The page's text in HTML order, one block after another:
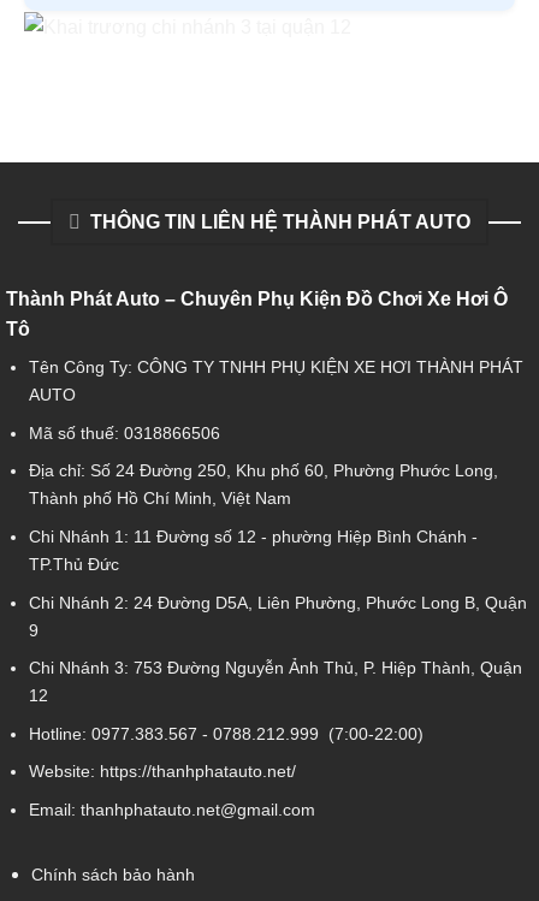
THÔNG TIN LIÊN HỆ THÀNH PHÁT AUTO
Thành Phát Auto – Chuyên Phụ Kiện Đồ Chơi Xe Hơi Ô
Tô
Tên Công Ty: CÔNG TY TNHH PHỤ KIỆN XE HƠI THÀNH PHÁT
AUTO
Mã số thuế: 0318866506
Địa chỉ: Số 24 Đường 250, Khu phố 60, Phường Phước Long,
Thành phố Hồ Chí Minh, Việt Nam
Chi Nhánh 1: 11 Đường số 12 - phường Hiệp Bình Chánh -
TP.Thủ Đức
Chi Nhánh 2: 24 Đường D5A, Liên Phường, Phước Long B, Quận
9
Chi Nhánh 3: 753 Đường Nguyễn Ảnh Thủ, P. Hiệp Thành, Quận
12
Hotline: 0977.383.567 - 0788.212.999 (7:00-22:00)
Website: https://thanhphatauto.net/
Email: thanhphatauto.net@gmail.com
Chính sách bảo hành